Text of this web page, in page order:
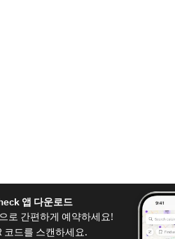
앱 다운로드
로 간편하게 예약하세요!
코드를 스캔하세요.